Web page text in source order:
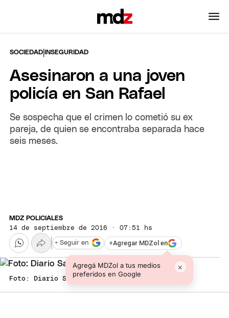
SOCIEDAD | INSEGURIDAD
Asesinaron a una joven
policía en San Rafael
Se sospecha que el crimen lo cometió su ex
pareja, de quien se encontraba separada hace
seis meses.
MDZ POLICIALES
14 de septiembre de 2016 · 07:51 hs
+Agregar MDZol en
Agregá MDZol a tus medios
preferidos en Google
×
+ Seguir en
Foto: Diario San Rafael